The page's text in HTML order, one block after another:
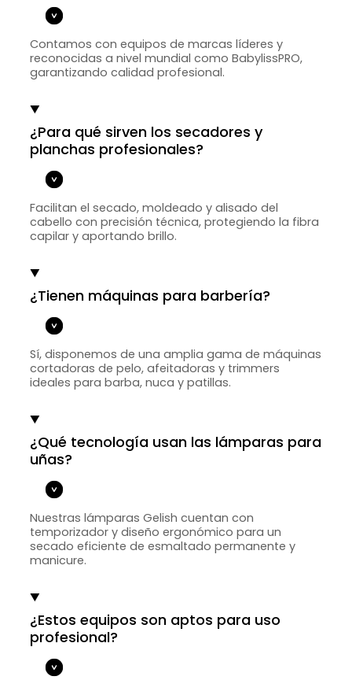
Contamos con equipos de marcas líderes y
reconocidas a nivel mundial como BabylissPRO,
garantizando calidad profesional.
¿Para qué sirven los secadores y
planchas profesionales?
Facilitan el secado, moldeado y alisado del
cabello con precisión técnica, protegiendo la fibra
capilar y aportando brillo.
¿Tienen máquinas para barbería?
Sí, disponemos de una amplia gama de máquinas
cortadoras de pelo, afeitadoras y trimmers
ideales para barba, nuca y patillas.
¿Qué tecnología usan las lámparas para
uñas?
Nuestras lámparas Gelish cuentan con
temporizador y diseño ergonómico para un
secado eficiente de esmaltado permanente y
manicure.
¿Estos equipos son aptos para uso
profesional?